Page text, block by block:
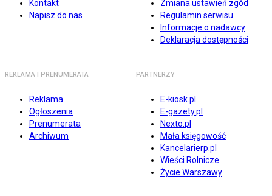
Kontakt
Napisz do nas
Zmiana ustawień zgód
Regulamin serwisu
Informacje o nadawcy
Deklaracja dostępności
REKLAMA I PRENUMERATA
Reklama
Ogłoszenia
Prenumerata
Archiwum
PARTNERZY
E-kiosk.pl
E-gazety.pl
Nexto.pl
Mała księgowość
Kancelarierp.pl
Wieści Rolnicze
Życie Warszawy